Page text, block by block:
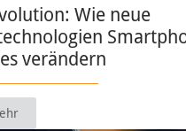
Wie neue
verändern